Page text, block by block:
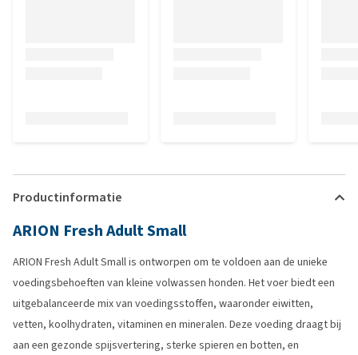
Productinformatie
ARION Fresh Adult Small
ARION Fresh Adult Small is ontworpen om te voldoen aan de unieke
voedingsbehoeften van kleine volwassen honden. Het voer biedt een
uitgebalanceerde mix van voedingsstoffen, waaronder eiwitten,
vetten, koolhydraten, vitaminen en mineralen. Deze voeding draagt bij
aan een gezonde spijsvertering, sterke spieren en botten, en